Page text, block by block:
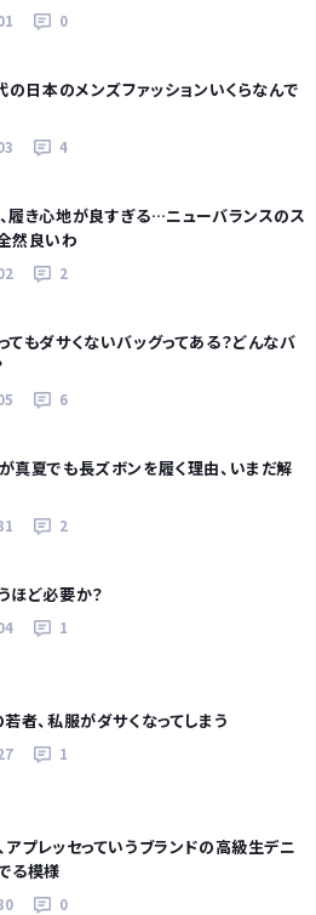
0
の日本のメンズファッションいくらなんで
4
履き心地が良すぎる…ニューバランスのス
然良いわ
2
てもダサくないバッグってある？どんなバ
6
真夏でも長ズボンを履く理由、いまだ解
2
ほど必要か？
1
若者、私服がダサくなってしまう
1
アプレッセっていうブランドの高級生デニ
る模様
0